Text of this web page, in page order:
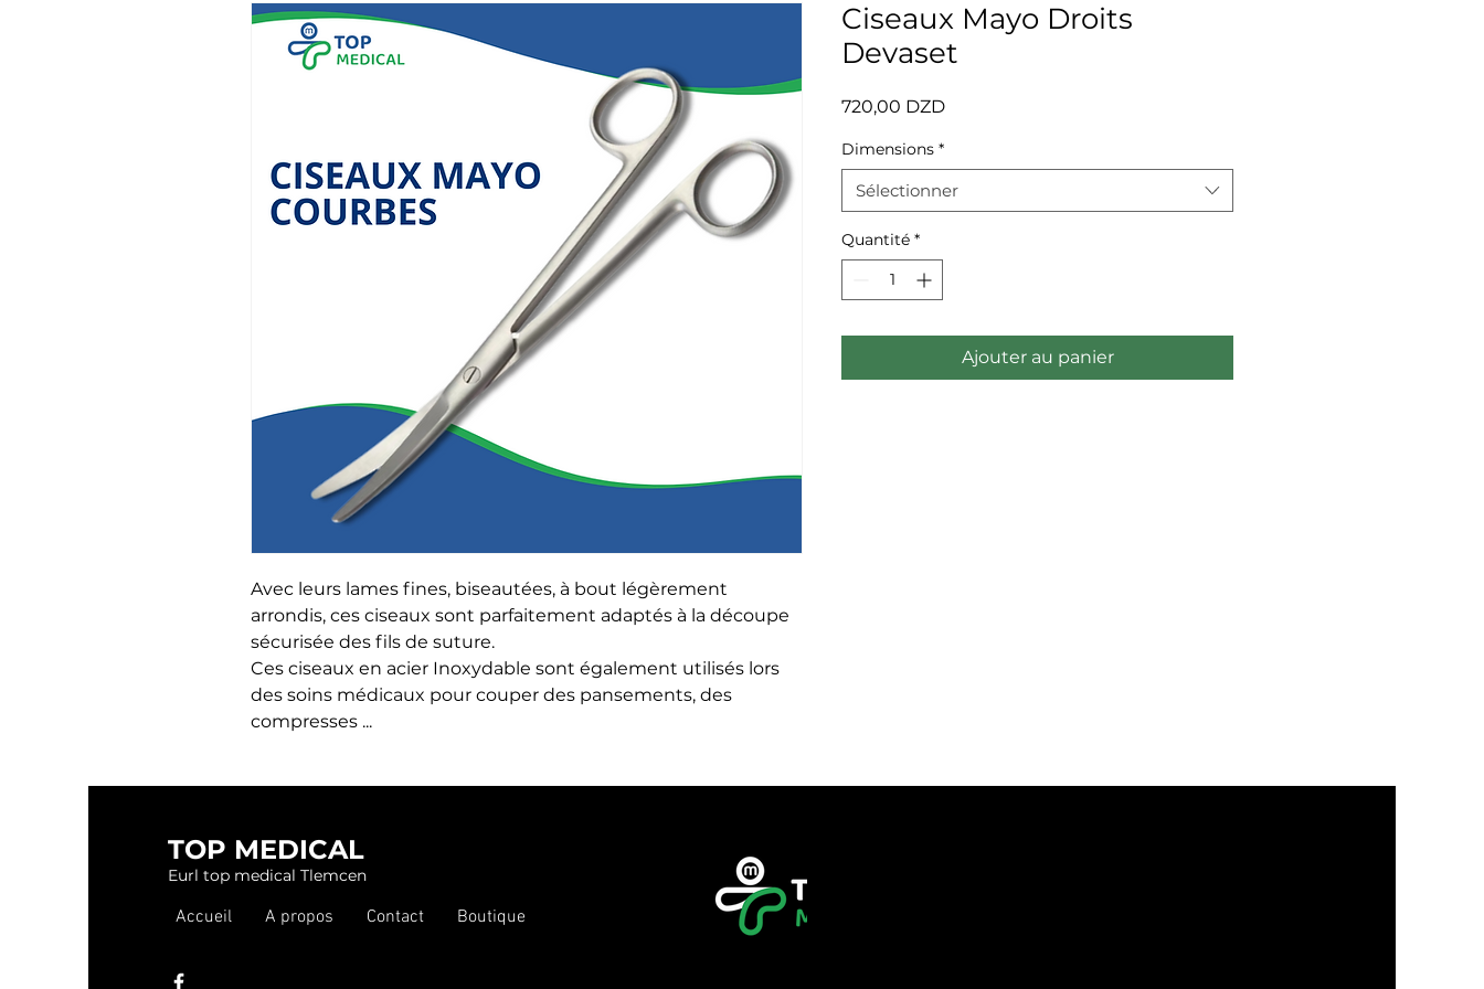
Avec leurs lames fines, biseautées, à bout légèrement
arrondis, ces ciseaux sont parfaitement adaptés à la découpe
sécurisée des fils de suture.
Ces ciseaux en acier Inoxydable sont également utilisés lors
des soins médicaux pour couper des pansements, des
compresses ...
Ciseaux Mayo Droits
Devaset
720,00 DZDPrix
Dimensions *
Sélectionner
Quantité *
Ajouter au panier
TOP MEDICAL
Eurl top medical Tlemcen
Accueil A propos Contact Boutique